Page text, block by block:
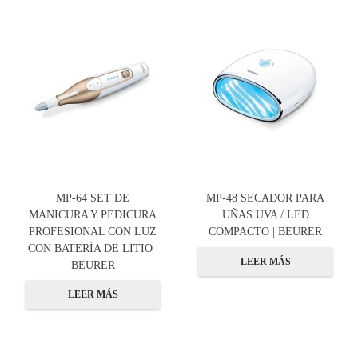
MP-64 SET DE
MANICURA Y PEDICURA
PROFESIONAL CON LUZ
CON BATERÍA DE LITIO |
BEURER
LEER MÁS
MP-48 SECADOR PARA
UÑAS UVA / LED
COMPACTO | BEURER
LEER MÁS